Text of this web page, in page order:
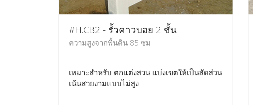
#H.CB2 - รั้วคาวบอย 2 ชั้น
ความสูงจากพื้นดิน 85 ซม
เหมาะสำหรับ ตกแต่งสวน แบ่งเขตให้เป็นสัดส่วน
เน้นสวยงามแบบไม่สูง